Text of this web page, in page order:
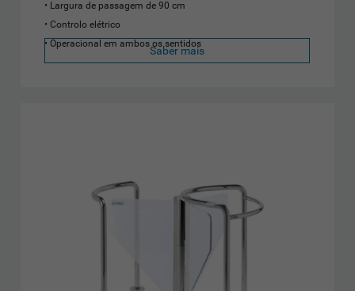
Largura de passagem de 90 cm
Controlo elétrico
Operacional em ambos os sentidos
Saber mais